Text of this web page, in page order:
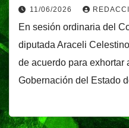
11/06/2026
En sesión ordinaria del
diputada Araceli
de acuerdo para exhortar
Gobernación del Estado